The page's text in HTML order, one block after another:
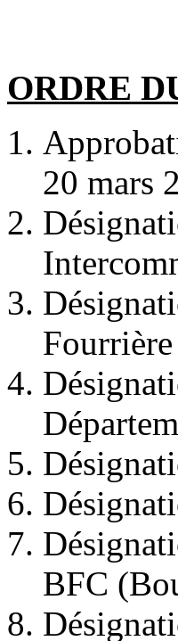
ORDRE
20 mars
BFC